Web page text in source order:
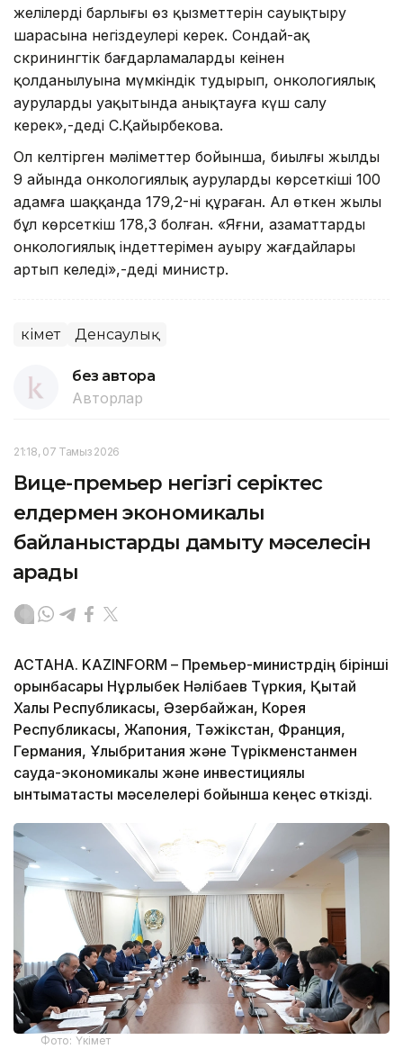
желілердің барлығы өз қызметтерін сауықтыру
шарасына негіздеулері керек. Сондай-ақ
скринингтік бағдарламалардың кеңінен
қолданылуына мүмкіндік тудырып, онкологиялық
аурулардың уақытында анықтауға күш салу
керек»,-деді С.Қайырбекова.
Ол келтірген мәліметтер бойынша, биылғы жылдың
9 айында онкологиялық аурулардың көрсеткіші 100
адамға шаққанда 179,2-ні құраған. Ал өткен жылы
бұл көрсеткіш 178,3 болған. «Яғни, азаматтардың
онкологиялық індеттерімен ауыру жағдайлары
артып келеді»,-деді министр.
Үкімет Денсаулық
без автора
Авторлар
21:18, 07 Тамыз 2026
Вице-премьер негізгі серіктес
елдермен экономикалық
байланыстарды дамыту мәселесін
қарады
АСТАНА. KAZINFORM – Премьер-министрдің бірінші
орынбасары Нұрлыбек Нәлібаев Түркия, Қытай
Халық Республикасы, Әзербайжан, Корея
Республикасы, Жапония, Тәжікстан, Франция,
Германия, Ұлыбритания және Түрікменстанмен
сауда-экономикалық және инвестициялық
ынтымақтастық мәселелері бойынша кеңес өткізді.
Фото: Үкімет